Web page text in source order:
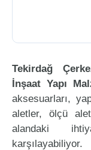
Tekirdağ
İnşaat Yapı
aksesuarları,
aletler, ölçü
alandaki
karşılayabiliyor.